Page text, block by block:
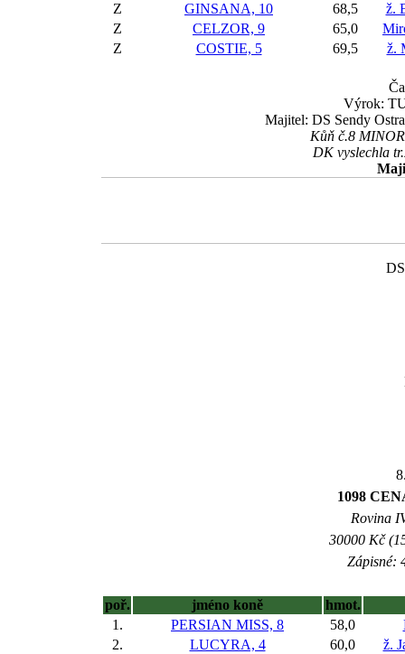
Z
GINSANA, 10 68,5
ž.
Z
CELZOR, 9 65,0
Z
COSTIE, 5 69,5 ž.
Výrok:
Majitel: DS Sendy
Kůň č.8
DK vyslechla
1098
Rovina
30000 Kč
Zápisné:
poř. jméno koně
hmot.
1.
PERSIAN MISS, 8 58,0
2.
LUCYRA, 4 60,0
ž.